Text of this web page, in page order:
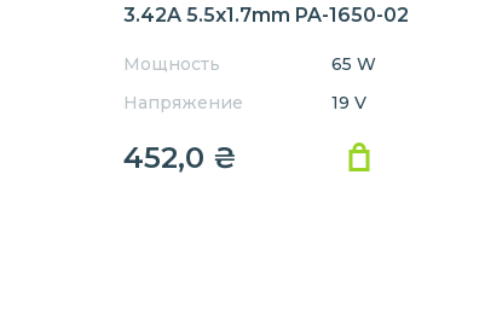
3.42A 5.5x1.7mm PA-1650-02
Мощность
65 W
Напряжение
19 V
452,0 ₴